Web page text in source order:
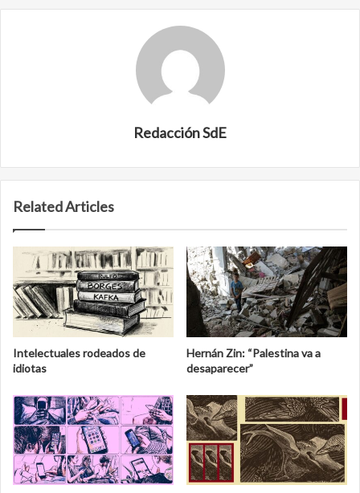
Redacción SdE
Related Articles
Intelectuales rodeados de
idiotas
Hernán Zin: “Palestina va a
desaparecer”